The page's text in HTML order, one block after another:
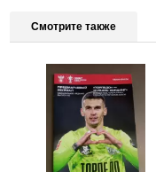
Смотрите также